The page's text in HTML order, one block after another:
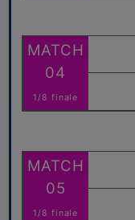
MATCH
04
1/8 finale
MATCH
05
1/8 finale